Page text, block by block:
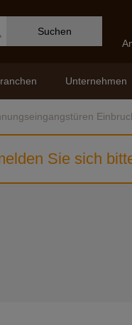
Suchen
Unternehmen
Sie sich